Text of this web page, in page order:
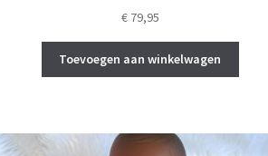
€79,95
Toevoegen aan winkelwagen